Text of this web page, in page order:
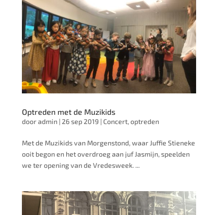
Optreden met de Muzikids
dooradmin| 26 sep 2019 |Concert,optreden
Met de Muzikids van Morgenstond, waar Juffie Stieneke
ooit begon en het overdroeg aan juf Jasmijn, speelden
we ter opening van de Vredesweek. ...